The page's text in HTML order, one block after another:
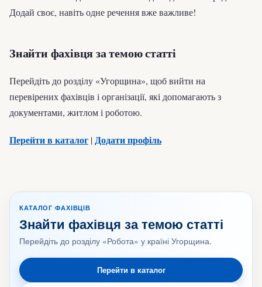
Додай своє, навіть одне речення вже важливе!
Знайти фахівця за темою статті
Перейдіть до розділу «Угорщина», щоб вийти на
перевірених фахівців і організації, які допомагають з
документами, житлом і роботою.
Перейти в каталог |Додати профіль
КАТАЛОГ ФАХІВЦІВ
Знайти фахівця за темою статті
Перейдіть до розділу «Робота» у країні Угорщина.
Перейти в каталог